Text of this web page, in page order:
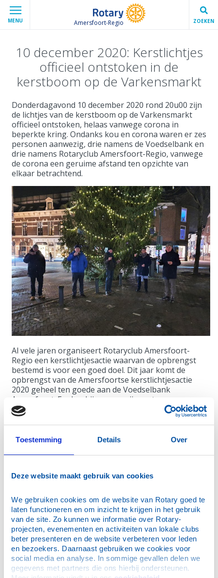
Toestemming Details Over
Deze website maakt gebruik van cookies
We gebruiken cookies om de website van Rotary goed te
laten functioneren en om inzicht te krijgen in het gebruik
van de site. Zo kunnen we informatie over Rotary-
projecten, evenementen en activiteiten van lokale clubs
beter presenteren en de website verbeteren voor leden
en bezoekers. Daarnaast gebruiken we cookies voor
social media en analyse. In sommige gevallen delen we
gegevens met partners die ons hierbij ondersteunen.
MENU Amersfoort-Regio ZOEKEN
10 december 2020: Kerstlichtjes
officieel ontstoken in de
kerstboom op de Varkensmarkt
Donderdagavond 10 december 2020 rond 20u00 zijn
de lichtjes van de kerstboom op de Varkensmarkt
officieel ontstoken, helaas vanwege corona in
beperkte kring. Ondanks kou en corona waren er zes
personen aanwezig, drie namens de Voedselbank en
drie namens Rotaryclub Amersfoort-Regio, vanwege
de corona een geruime afstand ten opzichte van
elkaar betrachtend.
Al vele jaren organiseert Rotaryclub Amersfoort-
Regio een kerstlichtjesactie waarvan de opbrengst
bestemd is voor een goed doel. Dit jaar komt de
opbrengst van de Amersfoortse kerstlichtjesactie
2020 geheel ten goede aan de Voedselbank
Amersfoort. En daarbij vragen wij uw steun.
De Kerstlichtjesactie houdt in dat het aantal lichtjes
dat gaat branden afhankelijk is van de bijdragen van
zowel ondernemers als particulieren. Zij kunnen
lichtjes à € 2,50 per stuk sponsoren, waarbij wij
ondernemers zouden willen vragen om evenveel
Hoe meer lichtjes, hoe meer geld voor het goede doel!
Niet alle kerstlichtjes zijn al gesponsord. Ook u
kunt nog meedoen. Voor meer informatie
verwijzen wij u graag naaronze flyer.
27 juli 2026, AD/Amersfoortse Courant: Rouwadvertentie
Henk Keetell